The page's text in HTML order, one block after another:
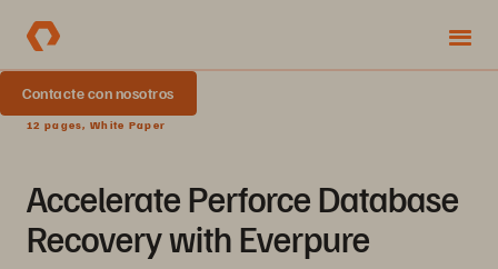
Contacte con nosotros
12 pages, White Paper
Accelerate Perforce Database
Recovery with Everpure